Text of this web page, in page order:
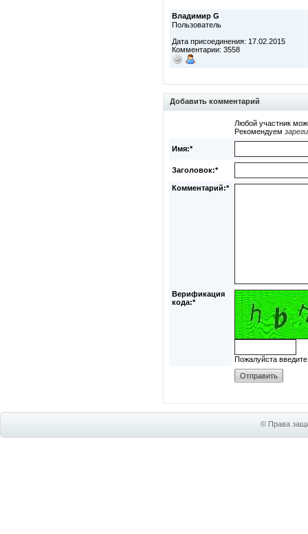
Владимир G
Пользователь
Дата присоединения: 17.02.2015
Комментарии: 3558
Добавить комментарий
Любой участник
Рекомендуем
Имя:*
Заголовок:*
Комментарий:*
Верификация
кода:*
Пожалуйста
© Права